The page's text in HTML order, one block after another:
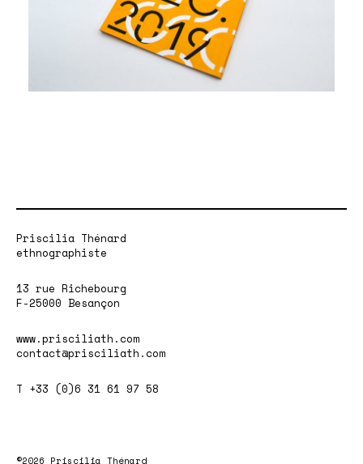
Priscilia Thénard
ethnographiste
13 rue Richebourg
F-25000 Besançon
www.prisciliath.com
contact@prisciliath.com
T +33 (0)6 31 61 97 58
©2026 Priscilia Thénard